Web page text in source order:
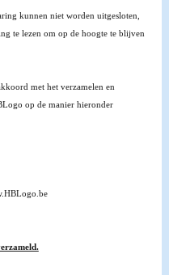
kunnen niet worden uitgesloten,
te lezen om op de hoogte te blijven
met het verzamelen en
op de manier hieronder